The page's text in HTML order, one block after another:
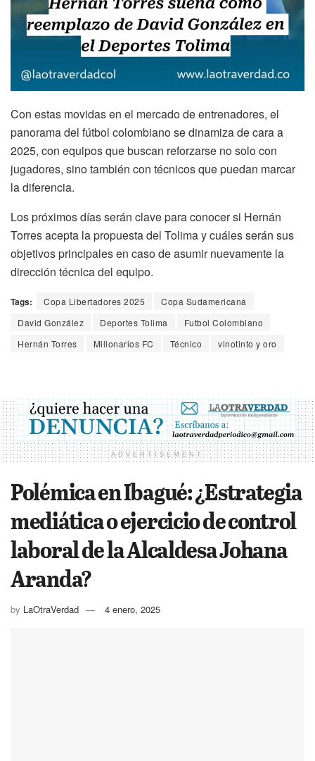
Con estas movidas en el mercado de entrenadores, el
panorama del fútbol colombiano se dinamiza de cara a
2025, con equipos que buscan reforzarse no solo con
jugadores, sino también con técnicos que puedan marcar
la diferencia.
Los próximos días serán clave para conocer si Hernán
Torres acepta la propuesta del Tolima y cuáles serán sus
objetivos principales en caso de asumir nuevamente la
dirección técnica del equipo.
Tags: Copa Libertadores 2025
Copa Sudamericana
David González
Deportes Tolima
Futbol Colombiano
Hernán Torres
Millonarios FC Técnico vinotinto y oro
ADVERTISEMENT
Polémica en Ibagué: ¿Estrategia
mediática o ejercicio de control
laboral de la Alcaldesa Johana
Aranda?
by LaOtraVerdad 4 enero, 2025